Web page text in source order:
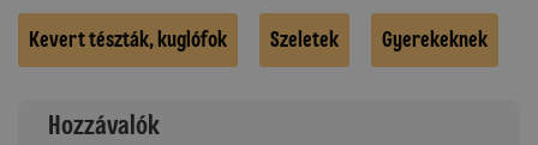
Kevert tészták, kuglófok Szeletek Gyerekeknek
Hozzávalók